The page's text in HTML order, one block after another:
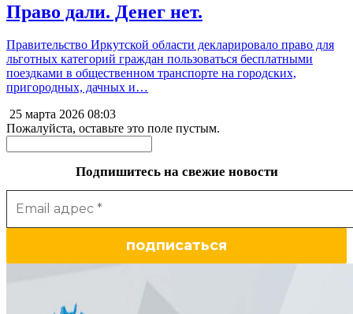
Право дали. Денег нет.
Правительство Иркутской области декларировало право для
льготных категорий граждан пользоваться бесплатными
поездками в общественном транспорте на городских,
пригородных, дачных и…
25 марта 2026 08:03
Пожалуйста, оставьте это поле пустым.
Подпишитесь на свежие новости